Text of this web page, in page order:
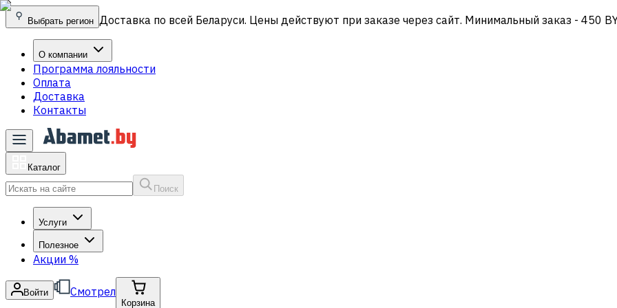
Выбрать регион Доставка по всей Беларуси. Цены действуют при заказе через сайт. Минимальный заказ - 450
О компании
Программа лояльности
Оплата
Доставка
Контакты
Каталог
Поиск
Услуги
Полезное
Акции %
Войти Смотрел
Корзина